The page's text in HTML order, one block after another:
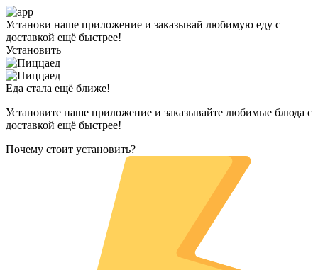
Установи наше приложение и заказывай любимую еду с
доставкой ещё быстрее!
Установить
Еда стала ещё ближе!
Установите наше приложение и заказывайте любимые блюда с
доставкой ещё быстрее!
Почему стоит установить?